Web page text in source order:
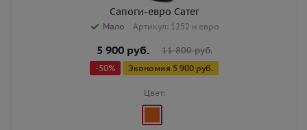
Сапоги-евро Сатег
Мало Артикул: 1252 н евро
5 900руб. 11 800руб.
-50% Экономия 5 900 руб.
Цвет: